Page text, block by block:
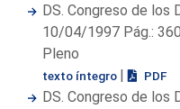
DS. Congreso de los
10/04/1997 Pág.:
Pleno
texto íntegro | PDF
DS. Congreso de los